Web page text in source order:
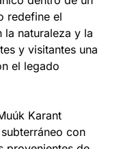
redefine el
naturaleza y la
y visitantes una
el legado
Karant
con